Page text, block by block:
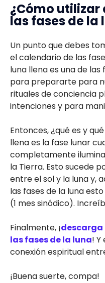
¿Cómo
las fases de la
Un punto que debes
el calendario de las
luna llena es una de
para prepararte para
rituales de conciencia
intenciones y para
Entonces, ¿qué es y
llena es la fase lunar
completamente
la Tierra. Esto sucede
entre el sol y la luna y,
las fases de la luna
(1 mes sinódico).
Finalmente, ¡descarga
las fases de la luna!
conexión espiritual
¡Buena suerte, compa!